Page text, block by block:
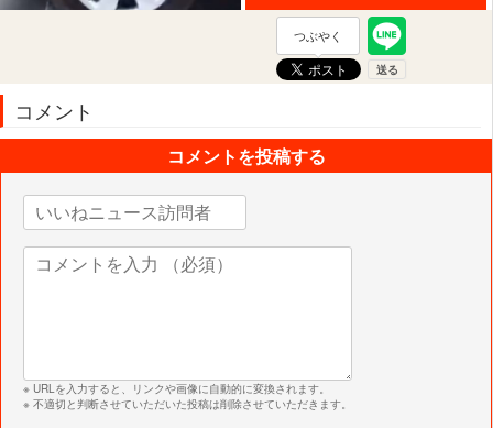
つぶやく
コメント
コメントを投稿する
※ URLを入力すると、リンクや画像に自動的に変換されます。
※ 不適切と判断させていただいた投稿は削除させていただきます。